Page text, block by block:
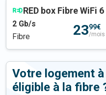
RED box Fibre WiFi 6
2 Gb/s
Fibre
2399€
/mois
Votre logement
éligible à la fibre